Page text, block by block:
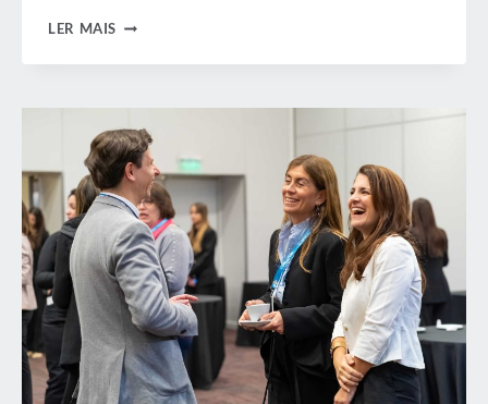
LER MAIS BOLETIM
GBTA
NOS
EUA
–
FEVEREIRO
DE
2024